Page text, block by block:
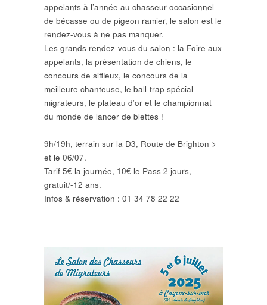
appelants à l’année au chasseur occasionnel
de bécasse ou de pigeon ramier, le salon est le
rendez-vous à ne pas manquer.
Les grands rendez-vous du salon : la Foire aux
appelants, la présentation de chiens, le
concours de siffleux, le concours de la
meilleure chanteuse, le ball-trap spécial
migrateurs, le plateau d’or et le championnat
du monde de lancer de blettes !
9h/19h, terrain sur la D3, Route de Brighton >
et le 06/07.
Tarif 5€ la journée, 10€ le Pass 2 jours,
gratuit/-12 ans.
Infos & réservation : 01 34 78 22 22